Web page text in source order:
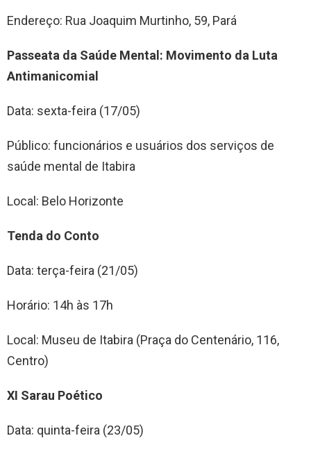
Endereço: Rua Joaquim Murtinho, 59, Pará
Passeata da Saúde Mental: Movimento da Luta
Antimanicomial
Data: sexta-feira (17/05)
Público: funcionários e usuários dos serviços de
saúde mental de Itabira
Local: Belo Horizonte
Tenda do Conto
Data: terça-feira (21/05)
Horário: 14h às 17h
Local: Museu de Itabira (Praça do Centenário, 116,
Centro)
XI Sarau Poético
Data: quinta-feira (23/05)